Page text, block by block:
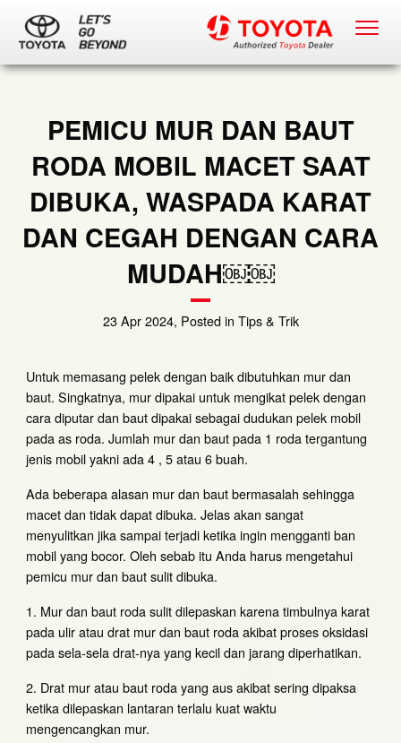
PEMICU MUR DAN BAUT
RODA MOBIL MACET SAAT
DIBUKA, WASPADA KARAT
DAN CEGAH DENGAN CARA
MUDAH￼￼
23 Apr 2024, Posted in Tips & Trik
Untuk memasang pelek dengan baik dibutuhkan mur dan
baut. Singkatnya, mur dipakai untuk mengikat pelek dengan
cara diputar dan baut dipakai sebagai dudukan pelek mobil
pada as roda. Jumlah mur dan baut pada 1 roda tergantung
jenis mobil yakni ada 4 , 5 atau 6 buah.
Ada beberapa alasan mur dan baut bermasalah sehingga
macet dan tidak dapat dibuka. Jelas akan sangat
menyulitkan jika sampai terjadi ketika ingin mengganti ban
mobil yang bocor. Oleh sebab itu Anda harus mengetahui
pemicu mur dan baut sulit dibuka.
1. Mur dan baut roda sulit dilepaskan karena timbulnya karat
pada ulir atau drat mur dan baut roda akibat proses oksidasi
pada sela-sela drat-nya yang kecil dan jarang diperhatikan.
2. Drat mur atau baut roda yang aus akibat sering dipaksa
ketika dilepaskan lantaran terlalu kuat waktu
mengencangkan mur.